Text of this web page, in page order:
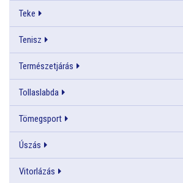
Teke
Tenisz
Természetjárás
Tollaslabda
Tömegsport
Úszás
Vitorlázás